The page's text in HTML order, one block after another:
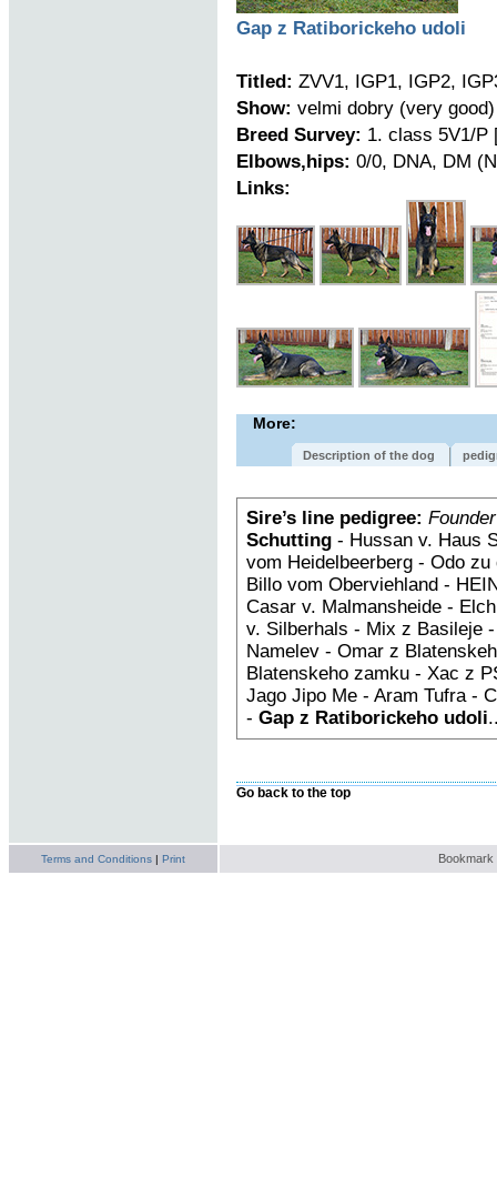
Gap z Ratiborickeho udoli
Titled: ZVV1, IGP1, IGP2,
Show: velmi dobry (very good)
Breed Survey: 1. class 5V1/P
Elbows,hips: 0/0, DNA, DM
Links:
More:
Description of the dog
Sire’s line pedigree: Founder
Schutting - Hussan v. Haus
vom Heidelbeerberg - Odo zu
Billo vom Oberviehland -
Casar v. Malmansheide -
v. Silberhals - Mix z Basileje
Namelev - Omar z
Blatenskeho zamku - Xac z
Jago Jipo Me - Aram Tufra -
- Gap z Ratiborickeho udoli
Go back to the top
Terms and Conditions | Print Bookmark